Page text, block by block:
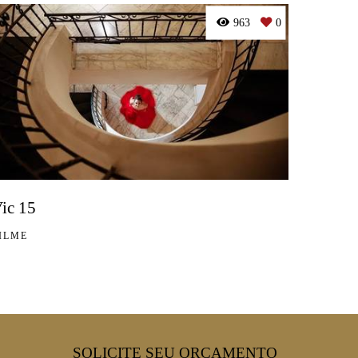
15
963 0
SOLICITE SEU ORÇAMENTO